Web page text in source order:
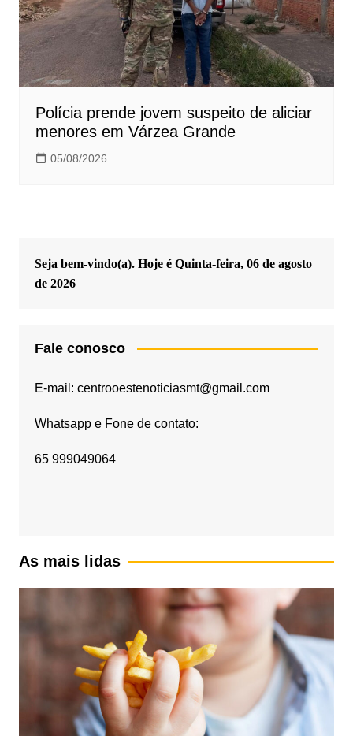
Polícia prende jovem suspeito de aliciar
menores em Várzea Grande
05/08/2026
Seja bem-vindo(a). Hoje é Quinta-feira, 06 de agosto
de 2026
Fale conosco
E-mail: centrooestenoticiasmt@gmail.com
Whatsapp e Fone de contato:
65 999049064
As mais lidas